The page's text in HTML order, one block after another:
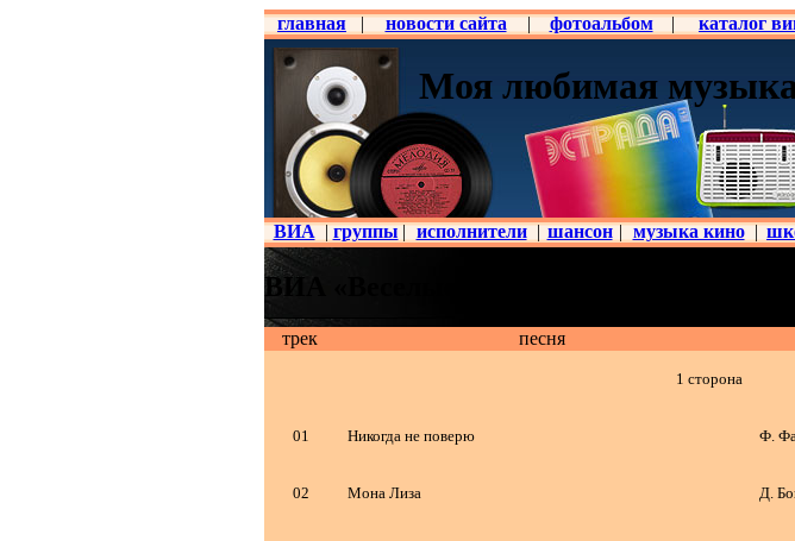
главная | новости сайта | фотоальбом | каталог
Моя любимая
ВИА | группы | исполнители | шансон | музыка кино |
ВИА «Веселые ребята» - альбом
трек песня
1 сторона
01 Никогда не поверю Ф.
02 Мона Лиза Д.